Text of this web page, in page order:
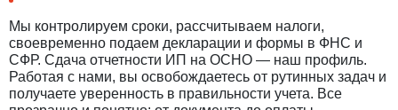
Мы контролируем сроки, рассчитываем налоги,
своевременно подаем декларации и формы в ФНС и
СФР. Сдача отчетности ИП на ОСНО — наш профиль.
Работая с нами, вы освобождаетесь от рутинных задач и
получаете уверенность в правильности учета. Все